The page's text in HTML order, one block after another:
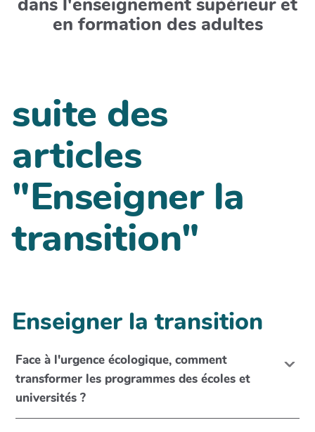
en formation des adultes
suite des
articles
"Enseigner la
transition"
Enseigner la transition
Face à l'urgence écologique, comment
transformer les programmes des écoles et
universités ?